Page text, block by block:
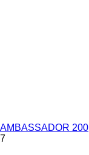
AMBASSADOR 200
7